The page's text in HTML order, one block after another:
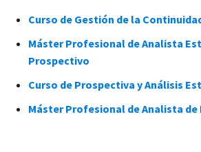
Curso de Gestión de la
Máster Profesional de Analista
Prospectivo
Curso de Prospectiva y Análisis
Máster Profesional de Analista